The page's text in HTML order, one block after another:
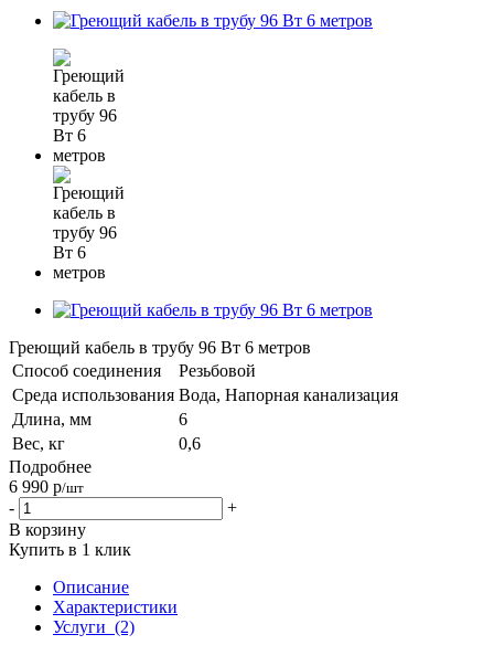
Греющий кабель в трубу 96 Вт 6 метров
Способ соединения
Резьбовой
Среда использования Вода, Напорная канализация
Длина, мм
6
Вес, кг
0,6
Подробнее
6 990 р/шт
-
+
В корзину
Купить в 1 клик
Описание
Характеристики
Услуги (2)